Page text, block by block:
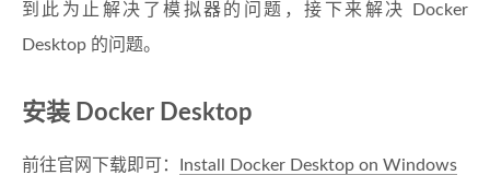
到此为止解决了模拟器的问题，接下来解决 Docker
Desktop 的问题。
安装 Docker Desktop
前往官网下载即可： Install Docker Desktop on Windows